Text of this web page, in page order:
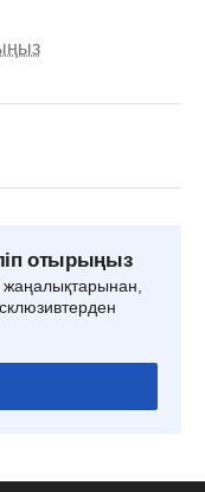
отырыңыз
жаңалықтарынан,